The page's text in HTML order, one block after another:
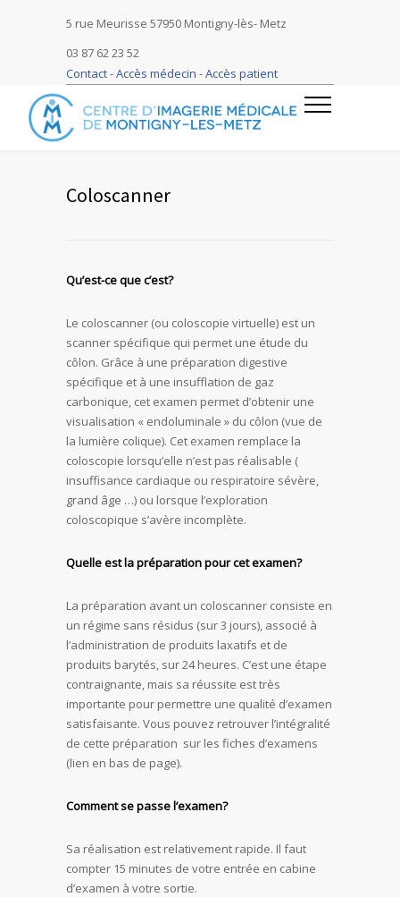
5 rue Meurisse 57950 Montigny-lès- Metz
03 87 62 23 52
Contact-Accès médecin -Accès patient
Coloscanner
Qu’est-ce que c’est?
Le coloscanner (ou coloscopie virtuelle) est un
scanner spécifique qui permet une étude du
côlon. Grâce à une préparation digestive
spécifique et à une insufflation de gaz
carbonique, cet examen permet d’obtenir une
visualisation « endoluminale » du côlon (vue de
la lumière colique). Cet examen remplace la
coloscopie lorsqu’elle n’est pas réalisable (
insuffisance cardiaque ou respiratoire sévère,
grand âge …) ou lorsque l’exploration
coloscopique s’avère incomplète.
Quelle est la préparation pour cet examen?
La préparation avant un coloscanner consiste en
un régime sans résidus (sur 3 jours), associé à
l’administration de produits laxatifs et de
produits barytés, sur 24 heures. C’est une étape
contraignante, mais sa réussite est très
importante pour permettre une qualité d’examen
satisfaisante. Vous pouvez retrouver l’intégralité
de cette préparation sur les fiches d’examens
(lien en bas de page).
Comment se passe l’examen?
Sa réalisation est relativement rapide. Il faut
compter 15 minutes de votre entrée en cabine
d’examen à votre sortie.